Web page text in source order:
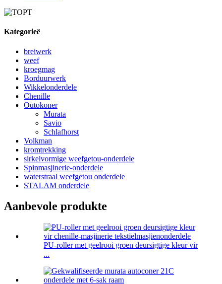
Kategorieë
breiwerk
weef
kroegmag
Borduurwerk
Wikkelonderdele
Chenille
Outokoner
Murata
Savio
Schlafhorst
Volkman
kromtrekking
sirkelvormige weefgetou-onderdele
Spinmasjinerie-onderdele
waterstraal weefgetou onderdele
STALAM onderdele
Aanbevole produkte
PU-roller met geelrooi groen deursigtige kleur vir
...